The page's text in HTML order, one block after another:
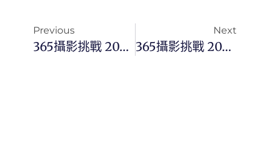
Previous
365攝影挑戰 20240830(五) 243/366 Day3146
Next
365攝影挑戰 20240831(六) 244/366 Day3147